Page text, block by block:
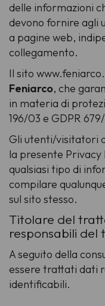
delle informazioni
devono fornire agli
a pagine web,
collegamento.
Il sito
Feniarco, che
in materia di
196/03 e GDPR
Gli utenti/visitatori
la presente
qualsiasi tipo di
compilare
sul sito stesso.
Titolare del
responsabili
A seguito della
essere trattati dati
identificabili.